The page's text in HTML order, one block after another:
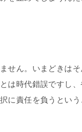
せん。いまどきは
は時代錯誤ですし
に責任を負うとい